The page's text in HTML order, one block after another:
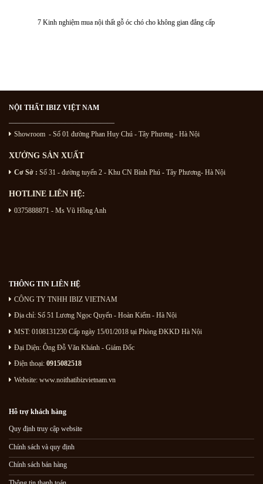
7 Kinh nghiệm mua nội thất gỗ óc chó cho không gian đẳng cấp
NỘI THẤT IBIZ VIỆT NAM
———————————————
Showroom - Số 01 đường Phan Huy Chú - Tây Phương - Hà Nội
XƯỞNG SẢN XUẤT
Cơ Sở : Số 31 - đường tuyến 2 - Khu CN Bình Phú - Tây Phương- Hà Nội
HOTLINE LIÊN HỆ:
0375888871 - Ms Vũ Hồng Anh
THÔNG TIN LIÊN HỆ
CÔNG TY TNHH IBIZ VIETNAM
Địa chỉ: Số 51 Lương Ngọc Quyến - Hoàn Kiếm - Hà Nội
MST: 0108131230 Cấp ngày 15/01/2018 tại Phòng ĐKKD Hà Nội
Đại Diện: Ông Đỗ Văn Khánh - Giám Đốc
Điện thoại: 0915082518
Website: www.noithatibizvietnam.vn
Hỗ trợ khách hàng
Quy định truy cập website
Chính sách và quy định
Chính sách bán hàng